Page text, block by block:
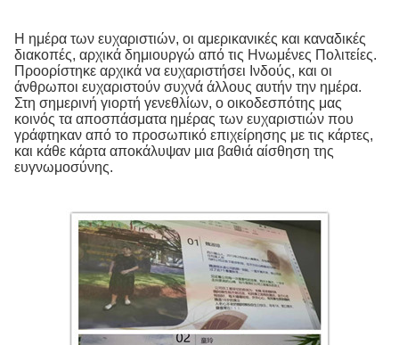
Η ημέρα των ευχαριστιών, οι αμερικανικές και καναδικές
διακοπές, αρχικά δημιουργώ από τις Ηνωμένες Πολιτείες.
Προορίστηκε αρχικά να ευχαριστήσει Ινδούς, και οι
άνθρωποι ευχαριστούν συχνά άλλους αυτήν την ημέρα.
Στη σημερινή γιορτή γενεθλίων, ο οικοδεσπότης μας
κοινός τα αποσπάσματα ημέρας των ευχαριστιών που
γράφτηκαν από το προσωπικό επιχείρησης με τις κάρτες,
και κάθε κάρτα αποκάλυψαν μια βαθιά αίσθηση της
ευγνωμοσύνης.